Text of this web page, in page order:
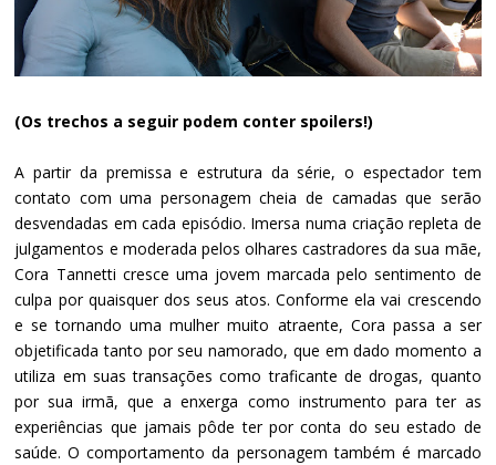
(Os trechos a seguir podem conter spoilers!)
A partir da premissa e estrutura da série, o espectador tem
contato com uma personagem cheia de camadas que serão
desvendadas em cada episódio. Imersa numa criação repleta de
julgamentos e moderada pelos olhares castradores da sua mãe,
Cora Tannetti cresce uma jovem marcada pelo sentimento de
culpa por quaisquer dos seus atos. Conforme ela vai crescendo
e se tornando uma mulher muito atraente, Cora passa a ser
objetificada tanto por seu namorado, que em dado momento a
utiliza em suas transações como traficante de drogas, quanto
por sua irmã, que a enxerga como instrumento para ter as
experiências que jamais pôde ter por conta do seu estado de
saúde. O comportamento da personagem também é marcado